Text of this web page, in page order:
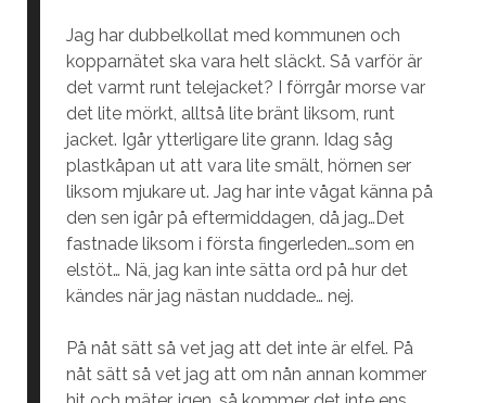
Jag har dubbelkollat med kommunen och
kopparnätet ska vara helt släckt. Så varför är
det varmt runt telejacket? I förrgår morse var
det lite mörkt, alltså lite bränt liksom, runt
jacket. Igår ytterligare lite grann. Idag såg
plastkåpan ut att vara lite smält, hörnen ser
liksom mjukare ut. Jag har inte vågat känna på
den sen igår på eftermiddagen, då jag…Det
fastnade liksom i första fingerleden…som en
elstöt… Nä, jag kan inte sätta ord på hur det
kändes när jag nästan nuddade… nej.
På nåt sätt så vet jag att det inte är elfel. På
nåt sätt så vet jag att om nån annan kommer